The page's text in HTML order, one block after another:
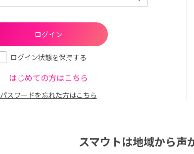
ログイン状態を保持する
はじめての方はこちら
パスワードを忘れた方はこちら
スマウトは地域から声